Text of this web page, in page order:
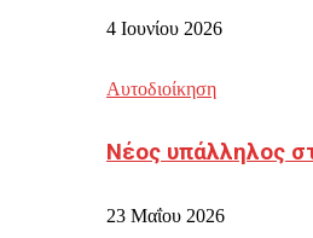
4 Ιουνίου 2026
Αυτοδιοίκηση
Νέος υπάλληλος
23 Μαΐου 2026